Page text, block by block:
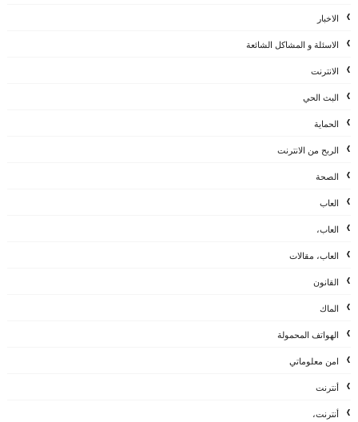
الاخبار
الاسئلة و المشاكل الشائعة
الانترنت
البث الحي
الحماية
الربح من الانترنت
الصحة
العاب
العاب،
العاب، مقالات
القانون
الماك
الهواتف المحمولة
امن معلوماتي
أنترنت
أنترنت،